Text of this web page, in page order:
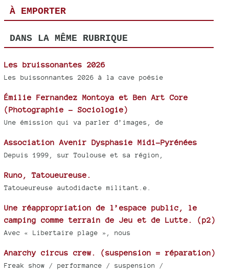
À EMPORTER
DANS LA MÊME RUBRIQUE
Les bruissonantes 2026
Les buissonnantes 2026 à la cave poésie
Émilie Fernandez Montoya et Ben Art Core
(Photographie - Sociologie)
Une émission qui va parler d’images, de
Association Avenir Dysphasie Midi-Pyrénées
Depuis 1999, sur Toulouse et sa région,
Runo, Tatoueureuse.
Tatoueureuse autodidacte militant.e.
Une réappropriation de l’espace public, le
camping comme terrain de Jeu et de Lutte. (p2)
Avec « Libertaire plage », nous
Anarchy circus crew. (suspension = réparation)
Freak show / performance / suspension /